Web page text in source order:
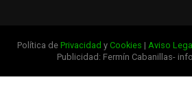
Política de Privacidad y Cookies | Aviso Legal
Publicidad: Fermín Cabanillas-